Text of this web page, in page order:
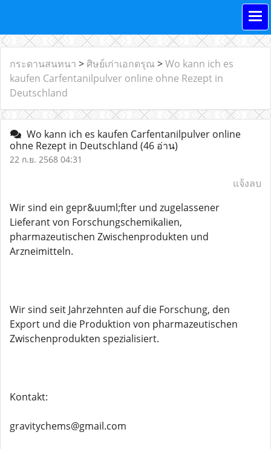
กระดานสนทนา > ศิษย์เก่าเอกดรุณ >Wo kann ich es
kaufen Carfentanilpulver online ohne Rezept in
Deutschland
Wo kann ich es kaufen Carfentanilpulver online
ohne Rezept in Deutschland (46 อ่าน)
22 ก.ย. 2568 04:31
แจ้งลบ
Wir sind ein gepr&uuml;fter und zugelassener
Lieferant von Forschungschemikalien,
pharmazeutischen Zwischenprodukten und
Arzneimitteln.
Wir sind seit Jahrzehnten auf die Forschung, den
Export und die Produktion von pharmazeutischen
Zwischenprodukten spezialisiert.
Kontakt:
gravitychems@gmail.com